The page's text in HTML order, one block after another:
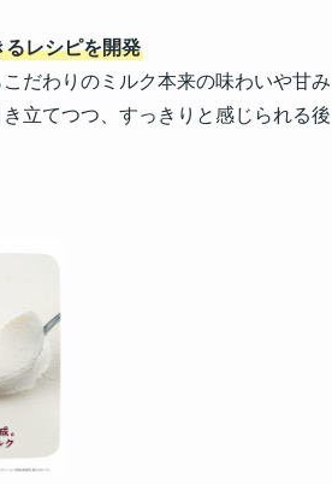
レシピを開発
だわりのミルク本来の味わいや甘み
立てつつ、すっきりと感じられる後